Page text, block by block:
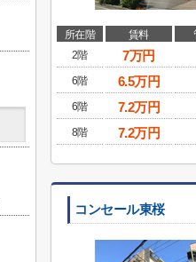
所在階 賃料
2階
7万円
6階
6.5万円
6階
7.2万円
8階
7.2万円
コンセール東桜